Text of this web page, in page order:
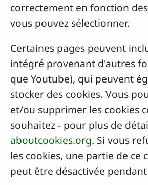
correctement en fonction
vous pouvez sélectionner.
Certaines pages peuvent
intégré provenant d'autres
que Youtube), qui peuvent
stocker des cookies. Vous
et/ou supprimer les cookies
souhaitez - pour plus de
aboutcookies.org. Si vous
les cookies, une partie de ce
peut être désactivée